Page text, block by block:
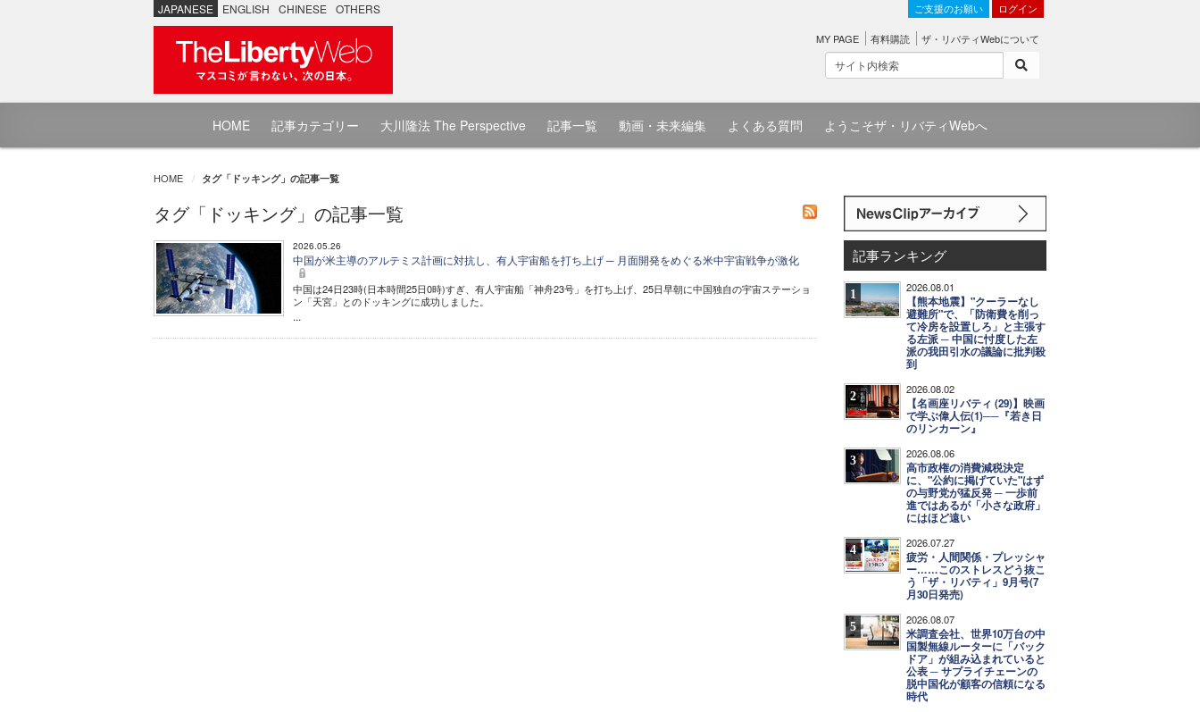
JAPANESE ENGLISH CHINESE OTHERS ご支援のお願い ログイン
MY PAGE 有料購読 ザ・リバティWebについて
HOME 記事カテゴリー 大川隆法 The Perspective 記事一覧 動画・未来編集 よくある質問 ようこそザ・リバティWebへ
HOME タグ「ドッキング」の記事一覧
タグ「ドッキング」の記事一覧
2026.05.26
中国が米主導のアルテミス計画に対抗し、有人宇宙船を打ち上げ ─ 月面開発をめぐる米中宇宙戦争が激化
中国は24日23時(日本時間25日0時)すぎ、有人宇宙船「神舟23号」を打ち上げ、25日早朝に中国独自の宇宙ステーショ
ン「天宮」とのドッキングに成功しました。
...
記事ランキング
1 2026.08.01
【熊本地震】"クーラーなし
避難所"で、「防衛費を削っ
て冷房を設置しろ」と主張す
る左派 ─ 中国に忖度した左
派の我田引水の議論に批判殺
到
2 2026.08.02
【名画座リバティ (29)】映画
で学ぶ偉人伝(1)──『若き日
のリンカーン』
3 2026.08.06
高市政権の消費減税決定
に、"公約に掲げていた"はず
の与野党が猛反発 ─ 一歩前
進ではあるが「小さな政府」
にはほど遠い
4 2026.07.27
疲労・人間関係・プレッシャ
ー……このストレスどう抜こ
う「ザ・リバティ」9月号(7
月30日発売)
5 2026.08.07
米調査会社、世界10万台の中
国製無線ルーターに「バック
ドア」が組み込まれていると
公表 ─ サプライチェーンの
脱中国化が顧客の信頼になる
時代